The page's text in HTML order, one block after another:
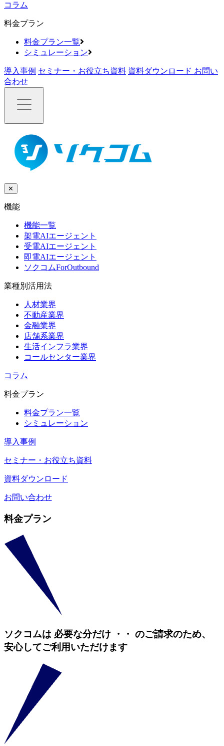
コラム
料金プラン
料金プラン一覧
シミュレーション
導入事例 セミナー・お役立ち資料 資料ダウンロード お問い
合わせ
✕
機能
機能一覧
架電AIエージェント
受電AIエージェント
即電AIエージェント
ソクコムForOutbound
業種別活用法
人材業界
不動産業界
金融業界
店舗系業界
生活インフラ業界
コールセンター業界
コラム
料金プラン
料金プラン一覧
シミュレーション
導入事例
セミナー・お役立ち資料
資料ダウンロード
お問い合わせ
料金プラン
ソクコムは 必要な分だけ ・ ・ のご請求のため、
安心してご利用いただけます